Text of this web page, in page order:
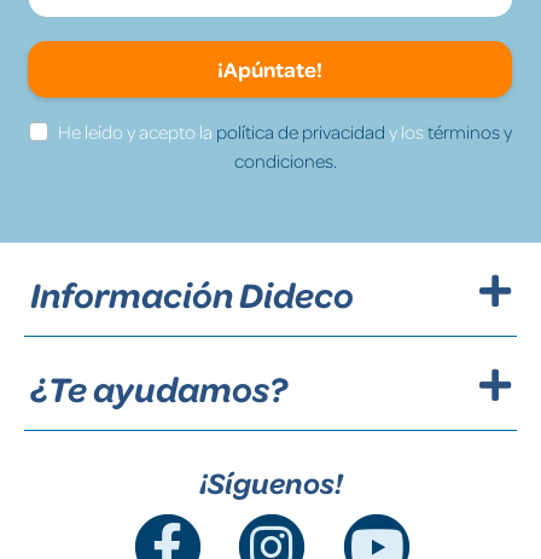
¡Apúntate!
He leído y acepto la política de privacidad y lostérminos y
condiciones.
Información Dideco
¿Te ayudamos?
¡Síguenos!